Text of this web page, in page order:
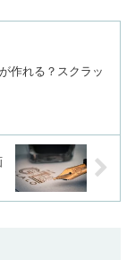
作れる？スクラッ